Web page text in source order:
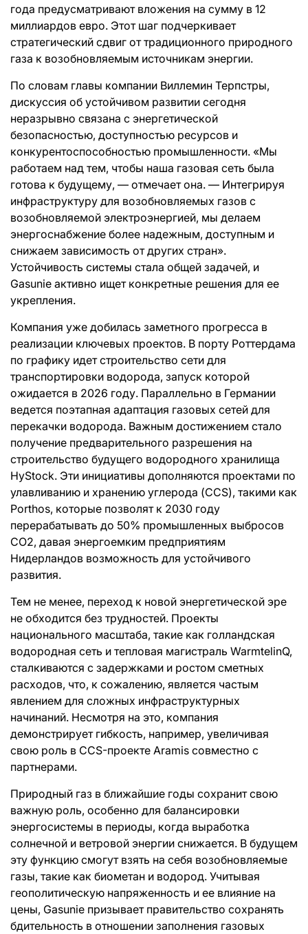
года предусматривают вложения на сумму в 12
миллиардов евро. Этот шаг подчеркивает
стратегический сдвиг от традиционного природного
газа к возобновляемым источникам энергии.
По словам главы компании Виллемин Терпстры,
дискуссия об устойчивом развитии сегодня
неразрывно связана с энергетической
безопасностью, доступностью ресурсов и
конкурентоспособностью промышленности. «Мы
работаем над тем, чтобы наша газовая сеть была
готова к будущему, — отмечает она. — Интегрируя
инфраструктуру для возобновляемых газов с
возобновляемой электроэнергией, мы делаем
энергоснабжение более надежным, доступным и
снижаем зависимость от других стран».
Устойчивость системы стала общей задачей, и
Gasunie активно ищет конкретные решения для ее
укрепления.
Компания уже добилась заметного прогресса в
реализации ключевых проектов. В порту Роттердама
по графику идет строительство сети для
транспортировки водорода, запуск которой
ожидается в 2026 году. Параллельно в Германии
ведется поэтапная адаптация газовых сетей для
перекачки водорода. Важным достижением стало
получение предварительного разрешения на
строительство будущего водородного хранилища
HyStock. Эти инициативы дополняются проектами по
улавливанию и хранению углерода (CCS), такими как
Porthos, которые позволят к 2030 году
перерабатывать до 50% промышленных выбросов
CO2, давая энергоемким предприятиям
Нидерландов возможность для устойчивого
развития.
Тем не менее, переход к новой энергетической эре
не обходится без трудностей. Проекты
национального масштаба, такие как голландская
водородная сеть и тепловая магистраль WarmtelinQ,
сталкиваются с задержками и ростом сметных
расходов, что, к сожалению, является частым
явлением для сложных инфраструктурных
начинаний. Несмотря на это, компания
демонстрирует гибкость, например, увеличивая
свою роль в CCS-проекте Aramis совместно с
партнерами.
Природный газ в ближайшие годы сохранит свою
важную роль, особенно для балансировки
энергосистемы в периоды, когда выработка
солнечной и ветровой энергии снижается. В будущем
эту функцию смогут взять на себя возобновляемые
газы, такие как биометан и водород. Учитывая
геополитическую напряженность и ее влияние на
цены, Gasunie призывает правительство сохранять
бдительность в отношении заполнения газовых